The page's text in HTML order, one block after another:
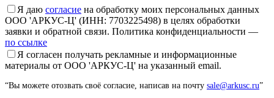
Я даю согласие на обработку моих персональных данных
ООО 'АРКУС-Ц' (ИНН: 7703225498) в целях обработки
заявки и обратной связи. Политика конфиденциальности —
по ссылке
Я согласен получать рекламные и информационные
материалы от ООО 'АРКУС-Ц' на указанный email.
“Вы можете отозвать своё согласие, написав на почту sale@arkusc.ru”